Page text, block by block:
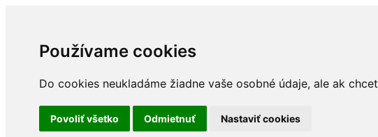
Používame cookies
Do cookies neukladáme žiadne vaše osobné údaje, ale ak
Povoliť všetko Odmietnuť Nastaviť cookies